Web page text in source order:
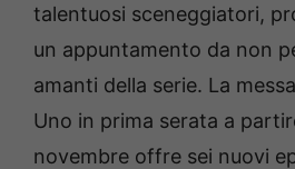
talentuosi sceneggiatori,
un appuntamento da non
amanti della serie. La
Uno in prima serata a
novembre offre sei nuovi